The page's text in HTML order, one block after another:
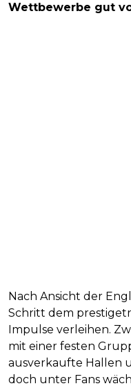
Wettbewerbe gut
Nach Ansicht der
Schritt dem
Impulse verleihen.
mit einer festen
ausverkaufte Hallen
doch unter Fans